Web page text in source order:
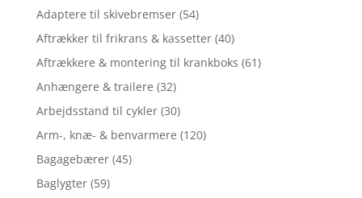
Adaptere til skivebremser (54)
Aftrækker til frikrans & kassetter (40)
Aftrækkere & montering til krankboks (61)
Anhængere & trailere (32)
Arbejdsstand til cykler (30)
Arm-, knæ- & benvarmere (120)
Bagagebærer (45)
Baglygter (59)